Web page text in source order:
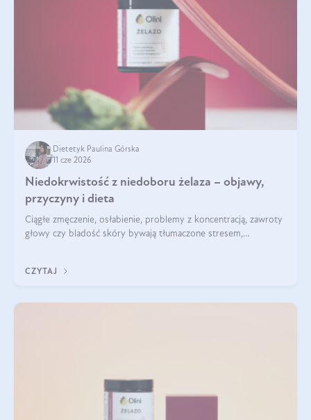
Dietetyk Paulina Górska
11 cze 2026
Niedokrwistość z niedoboru żelaza – objawy,
przyczyny i dieta
Ciągłe zmęczenie, osłabienie, problemy z koncentracją, zawroty
głowy czy bladość skóry bywają tłumaczone stresem,
CZYTAJ